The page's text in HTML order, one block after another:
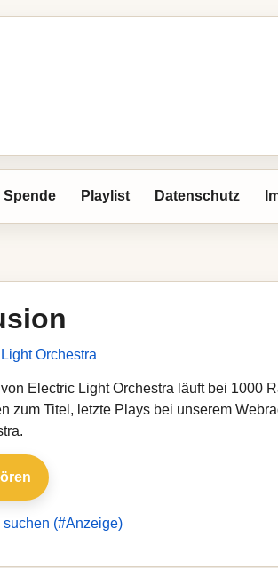
Spende Playlist Datenschutz
Orchestra
von Electric Light Orchestra läuft bei 1000
zum Titel, letzte Plays bei unserem
suchen (#Anzeige)